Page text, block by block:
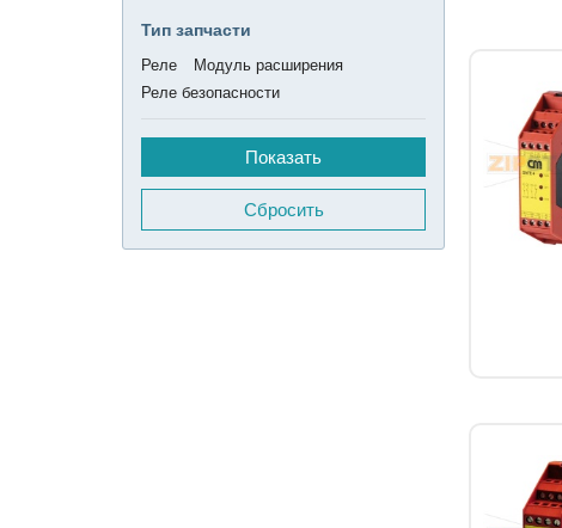
Тип запчасти
Реле
Модуль расширения
Реле безопасности
Сбросить